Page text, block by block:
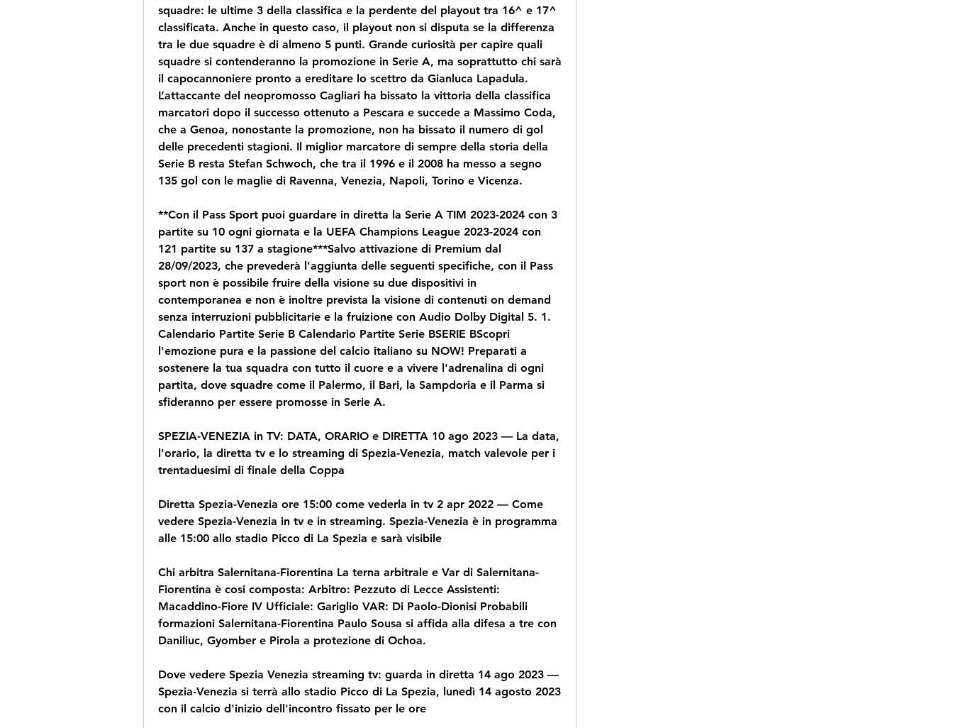
squadre: le ultime 3 della classifica e la perdente del playout tra 16^ e 17^
classificata. Anche in questo caso, il playout non si disputa se la differenza
tra le due squadre è di almeno 5 punti. Grande curiosità per capire quali
squadre si contenderanno la promozione in Serie A, ma soprattutto chi sarà
il capocannoniere pronto a ereditare lo scettro da Gianluca Lapadula.
L’attaccante del neopromosso Cagliari ha bissato la vittoria della classifica
marcatori dopo il successo ottenuto a Pescara e succede a Massimo Coda,
che a Genoa, nonostante la promozione, non ha bissato il numero di gol
delle precedenti stagioni. Il miglior marcatore di sempre della storia della
Serie B resta Stefan Schwoch, che tra il 1996 e il 2008 ha messo a segno
135 gol con le maglie di Ravenna, Venezia, Napoli, Torino e Vicenza.
**Con il Pass Sport puoi guardare in diretta la Serie A TIM 2023-2024 con 3
partite su 10 ogni giornata e la UEFA Champions League 2023-2024 con
121 partite su 137 a stagione***Salvo attivazione di Premium dal
28/09/2023, che prevederà l'aggiunta delle seguenti specifiche, con il Pass
sport non è possibile fruire della visione su due dispositivi in
contemporanea e non è inoltre prevista la visione di contenuti on demand
senza interruzioni pubblicitarie e la fruizione con Audio Dolby Digital 5. 1.
Calendario Partite Serie B Calendario Partite Serie BSERIE BScopri
l'emozione pura e la passione del calcio italiano su NOW! Preparati a
sostenere la tua squadra con tutto il cuore e a vivere l'adrenalina di ogni
partita, dove squadre come il Palermo, il Bari, la Sampdoria e il Parma si
sfideranno per essere promosse in Serie A.
SPEZIA-VENEZIA in TV: DATA, ORARIO e DIRETTA 10 ago 2023 — La data,
l'orario, la diretta tv e lo streaming di Spezia-Venezia, match valevole per i
trentaduesimi di finale della Coppa
Diretta Spezia-Venezia ore 15:00 come vederla in tv 2 apr 2022 — Come
vedere Spezia-Venezia in tv e in streaming. Spezia-Venezia è in programma
alle 15:00 allo stadio Picco di La Spezia e sarà visibile
Chi arbitra Salernitana-Fiorentina La terna arbitrale e Var di Salernitana-
Fiorentina è cosi composta: Arbitro: Pezzuto di Lecce Assistenti:
Macaddino-Fiore IV Ufficiale: Gariglio VAR: Di Paolo-Dionisi Probabili
formazioni Salernitana-Fiorentina Paulo Sousa si affida alla difesa a tre con
Daniliuc, Gyomber e Pirola a protezione di Ochoa.
Dove vedere Spezia Venezia streaming tv: guarda in diretta 14 ago 2023 —
Spezia-Venezia si terrà allo stadio Picco di La Spezia, lunedì 14 agosto 2023
con il calcio d'inizio dell'incontro fissato per le ore